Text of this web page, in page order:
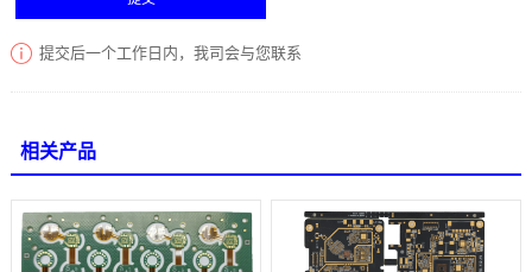
提交后一个工作日内，我司会与您联系
相关产品